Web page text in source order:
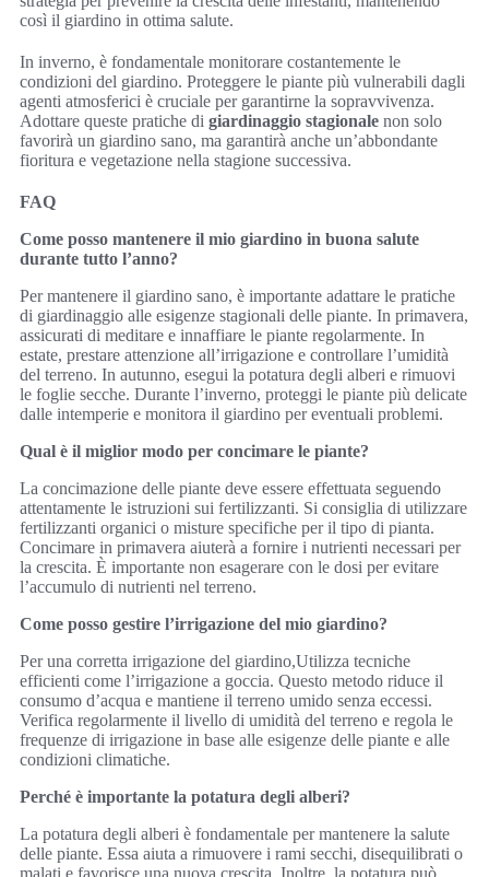
così il giardino in ottima salute.
In inverno, è fondamentale monitorare costantemente le
condizioni del giardino. Proteggere le piante più vulnerabili dagli
agenti atmosferici è cruciale per garantirne la sopravvivenza.
Adottare queste pratiche di giardinaggio stagionale non solo
favorirà un giardino sano, ma garantirà anche un’abbondante
fioritura e vegetazione nella stagione successiva.
FAQ
Come posso mantenere il mio giardino in buona salute
durante tutto l’anno?
Per mantenere il giardino sano, è importante adattare le pratiche
di giardinaggio alle esigenze stagionali delle piante. In primavera,
assicurati di meditare e innaffiare le piante regolarmente. In
estate, prestare attenzione all’irrigazione e controllare l’umidità
del terreno. In autunno, esegui la potatura degli alberi e rimuovi
le foglie secche. Durante l’inverno, proteggi le piante più delicate
dalle intemperie e monitora il giardino per eventuali problemi.
Qual è il miglior modo per concimare le piante?
La concimazione delle piante deve essere effettuata seguendo
attentamente le istruzioni sui fertilizzanti. Si consiglia di utilizzare
fertilizzanti organici o misture specifiche per il tipo di pianta.
Concimare in primavera aiuterà a fornire i nutrienti necessari per
la crescita. È importante non esagerare con le dosi per evitare
l’accumulo di nutrienti nel terreno.
Come posso gestire l’irrigazione del mio giardino?
Per una corretta irrigazione del giardino,Utilizza tecniche
efficienti come l’irrigazione a goccia. Questo metodo riduce il
consumo d’acqua e mantiene il terreno umido senza eccessi.
Verifica regolarmente il livello di umidità del terreno e regola le
frequenze di irrigazione in base alle esigenze delle piante e alle
condizioni climatiche.
Perché è importante la potatura degli alberi?
La potatura degli alberi è fondamentale per mantenere la salute
delle piante. Essa aiuta a rimuovere i rami secchi, disequilibrati o
malati e favorisce una nuova crescita. Inoltre, la potatura può